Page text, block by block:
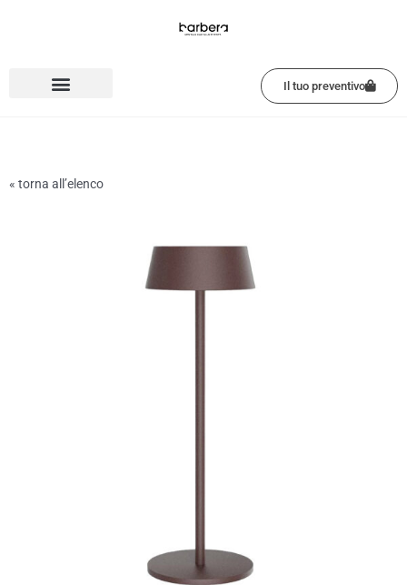
Il tuo preventivo
« torna all’elenco